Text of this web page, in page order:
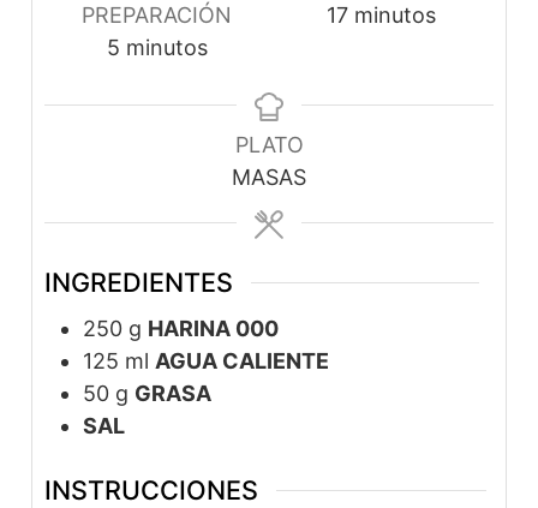
PREPARACIÓN
5minutos
minutos
17minutos
minutos
PLATO
MASAS
INGREDIENTES
250 g HARINA 000
125 ml AGUA CALIENTE
50 g GRASA
SAL
INSTRUCCIONES